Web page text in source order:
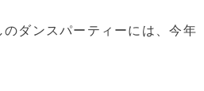
ダンスパーティーには、今年